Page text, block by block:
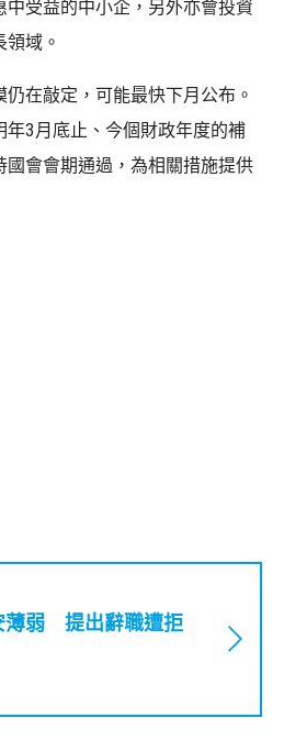
受益的中小企，另外亦會投資
域。
在敲定，可能最快下月公布。
3月底止、今個財政年度的補
國會會期通過，為相關措施提供
薄弱 提出辭職遭拒